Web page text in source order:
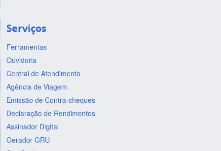
Serviços
Ferramentas
Ouvidoria
Central de Atendimento
Agência de Viagem
Emissão de Contra-cheques
Declaração de Rendimentos
Assinador Digital
Gerador GRU